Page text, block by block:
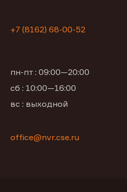
+7 (8162) 68-00-52
пн-пт : 09:00—20:00
сб : 10:00—16:00
вс : выходной
office@nvr.cse.ru